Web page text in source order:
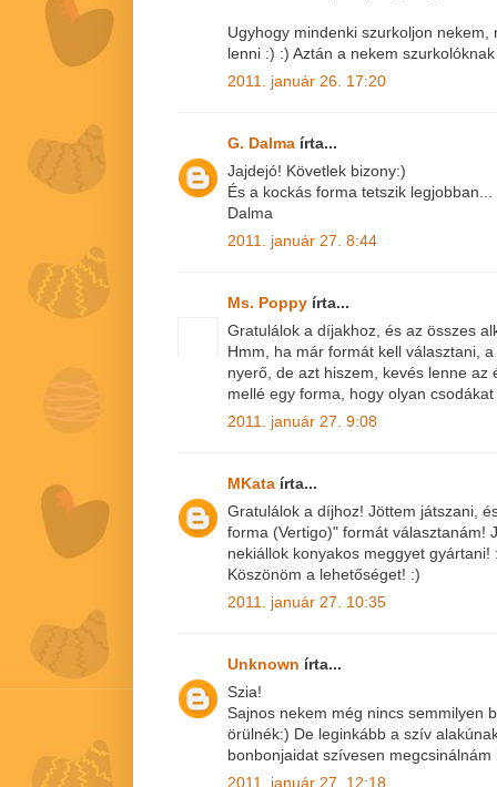
Ugyhogy mindenki szurkoljon
lenni :) :) Aztán a nekem
2011. január 26. 17:20
G. Dalma írta...
Jajdejó! Követlek bizony:)
És a kockás forma tetszik legjobban...
Dalma
2011. január 27. 8:44
Ms. Poppy írta...
Gratulálok a díjakhoz, és az összes
Hmm, ha már formát kell választani,
nyerő, de azt hiszem, kevés lenne az
mellé egy forma, hogy olyan
2011. január 27. 9:08
MKata írta...
Gratulálok a díjhoz! Jöttem játszani,
forma (Vertigo)" formát választanám!
nekiállok konyakos meggyet gyártani!
Köszönöm a lehetőséget! :)
2011. január 27. 10:35
Unknown írta...
Szia!
Sajnos nekem még nincs semmilyen
örülnék:) De leginkább a szív
bonbonjaidat szívesen megcsinálnám
2011. január 27. 12:18